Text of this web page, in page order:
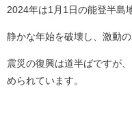
2024年は1月1日の能登半島
静かな年始を破壊し、激動
震災の復興は道半ばですが
められています。